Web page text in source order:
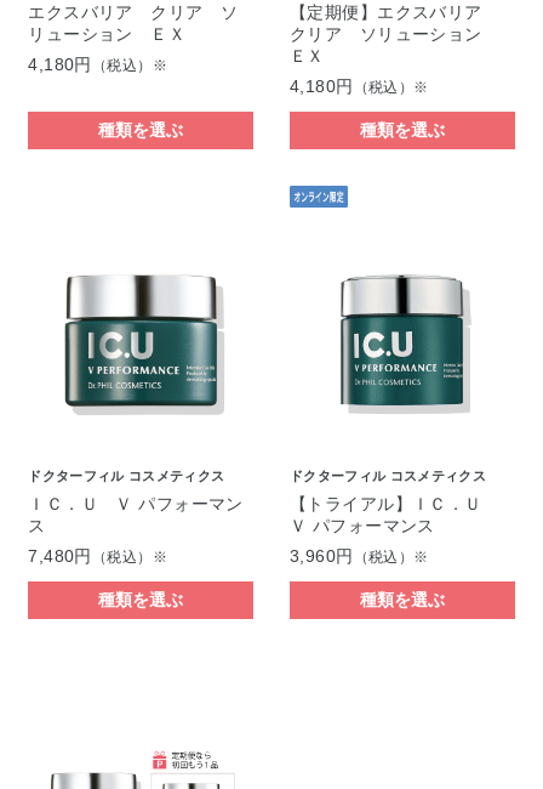
エクスバリア クリア ソ
リューション ＥＸ
4,180円
（税込）※
種類を選ぶ
【定期便】エクスバリア
クリア ソリューション
ＥＸ
4,180円
（税込）※
種類を選ぶ
ドクターフィル コスメティクス
ＩＣ．Ｕ Ｖ パフォーマン
ス
7,480円
（税込）※
種類を選ぶ
ドクターフィル コスメティクス
【トライアル】ＩＣ．Ｕ
Ｖ パフォーマンス
3,960円
（税込）※
種類を選ぶ